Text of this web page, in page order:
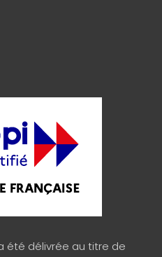
été délivrée au titre de